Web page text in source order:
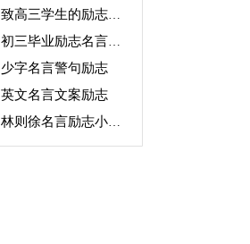
致高三学生的励志名言
初三毕业励志名言警句
少字名言警句励志
英文名言文案励志
林则徐名言励志小故事